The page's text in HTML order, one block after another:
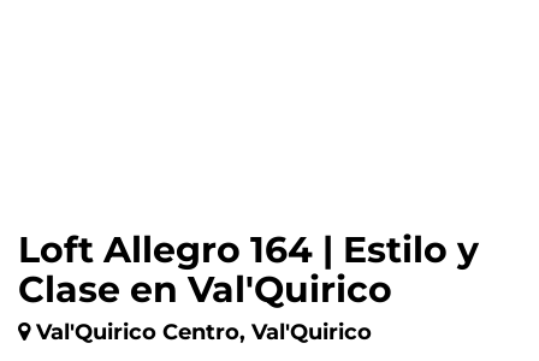
Loft Allegro 164 | Estilo y
Clase en Val'Quirico
Val'Quirico Centro, Val'Quirico